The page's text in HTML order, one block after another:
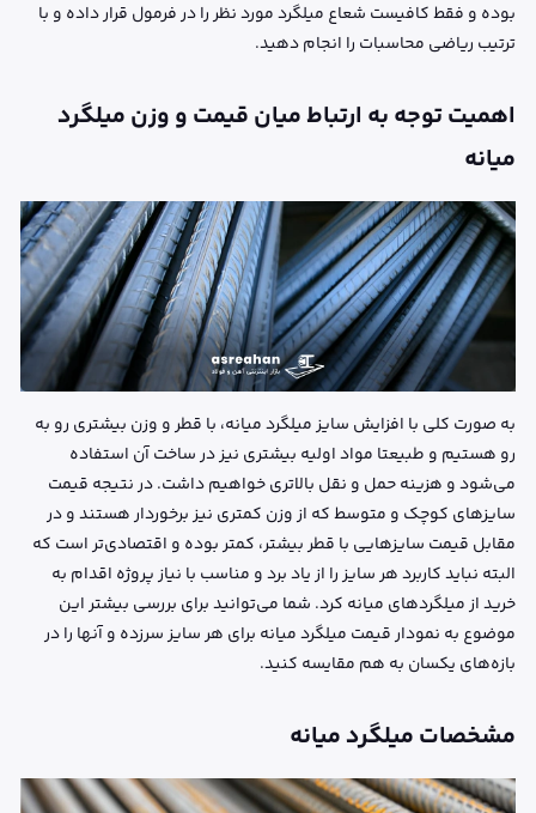
بوده و فقط کافیست شعاع میلگرد مورد نظر را در فرمول قرار داده و با
ترتیب ریاضی محاسبات را انجام دهید.
اهمیت توجه به ارتباط میان قیمت و وزن میلگرد
میانه
به صورت کلی با افزایش سایز میلگرد میانه، با قطر و وزن بیشتری رو به
رو هستیم و طبیعتا مواد اولیه بیشتری نیز در ساخت آن استفاده
می‌شود و هزینه حمل و نقل بالاتری خواهیم داشت. در نتیجه قیمت
سایزهای کوچک و متوسط که از وزن کمتری نیز برخوردار هستند و در
مقابل قیمت سایزهایی با قطر بیشتر، کمتر بوده و اقتصادی‌تر است که
البته نباید کاربرد هر سایز را از یاد برد و مناسب با نیاز پروژه اقدام به
خرید از میلگردهای میانه کرد. شما می‌توانید برای بررسی بیشتر این
موضوع به نمودار قیمت میلگرد میانه برای هر سایز سرزده و آنها را در
بازه‌های یکسان به هم مقایسه کنید.
مشخصات میلگرد میانه